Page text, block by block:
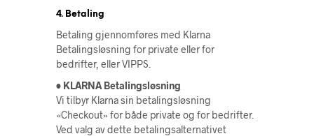
4. Betaling
Betaling gjennomføres med Klarna
Betalingsløsning for private eller for
bedrifter, eller VIPPS.
• KLARNA Betalingsløsning
Vi tilbyr Klarna sin betalingsløsning
«Checkout» for både private og for bedrifter.
Ved valg av dette betalingsalternativet